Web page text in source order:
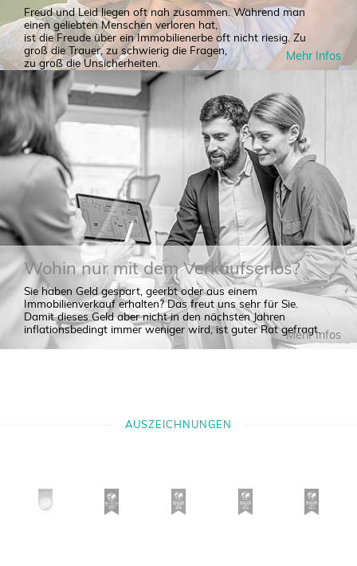
Freud und Leid liegen oft nah zusammen. Während man
einen geliebten Menschen verloren hat,
ist die Freude über ein Immobilienerbe oft nicht riesig. Zu
groß die Trauer, zu schwierig die Fragen,
zu groß die Unsicherheiten.
Mehr Infos
Wohin nur mit dem Verkaufserlös?
Sie haben Geld gespart, geerbt oder aus einem
Immobilienverkauf erhalten? Das freut uns sehr für Sie.
Damit dieses Geld aber nicht in den nächsten Jahren
inflationsbedingt immer weniger wird, ist guter Rat gefragt.
Mehr Infos
AUSZEICHNUNGEN